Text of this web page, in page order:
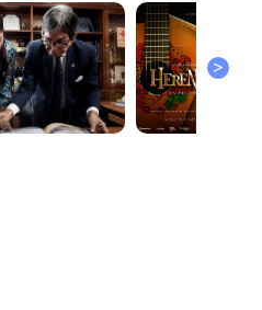
>